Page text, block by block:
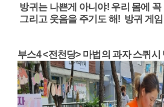
방귀는 나쁜게 아니야! 우리 몸에
그리고 웃음을 주기도 해! 방귀 게
부스4 <전천당> 마법의 과자 스퀴시